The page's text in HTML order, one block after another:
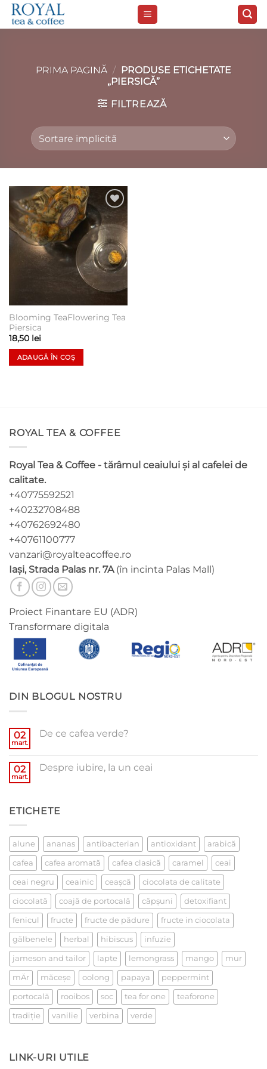
Skip
PRIMA PAGINĂ / PRODUSE ETICHETATE
„PIERSICĂ”
FILTREAZĂ
Add to
wishlist
Blooming TeaFlowering Tea
Piersica
18,50 lei
ADAUGĂ ÎN COȘ
ROYAL TEA & COFFEE
Royal Tea & Coffee - tărâmul ceaiului și al cafelei de
calitate.
+40775592521
+40232708488
+40762692480
+40761100777
vanzari@royalteacoffee.ro
Iași, Strada Palas nr. 7A(în incinta Palas Mall)
Proiect Finantare EU (ADR)
Transformare digitala
DIN BLOGUL NOSTRU
02
mart.
De ce cafea verde?
De
02
mart.
Despre iubire, la un ceai
iubire,
ETICHETE
alune ananas antibacterian antioxidant arabică
cafea cafea aromată cafea clasică caramel ceai
ceai negru ceainic ceaşcă ciocolata de calitate
ciocolată coajă de portocală căpşuni detoxifiant
fenicul fructe fructe de pădure fructe in ciocolata
gălbenele herbal hibiscus infuzie
jameson and tailor lapte lemongrass mango mur
mÄr măceşe oolong papaya peppermint
portocală rooibos soc tea for one teaforone
tradiţie vanilie verbina verde
LINK-URI UTILE